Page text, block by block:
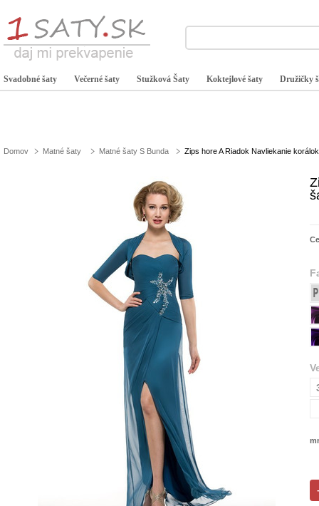
Svadobné šaty Večerné šaty Stužková Šaty Koktejlové šaty Družičky
Domov Matné šaty Matné šaty S Bunda Zips hore A Riadok Navliekanie